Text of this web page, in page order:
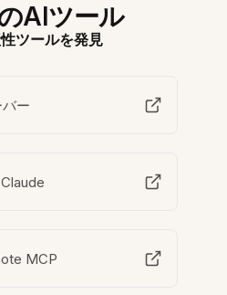
AIツール
ツールを発見
ー
MCP